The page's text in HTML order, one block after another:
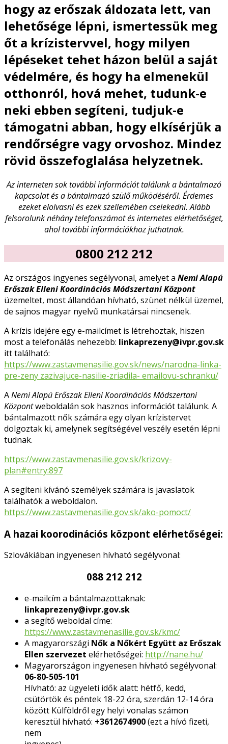
hogy az erőszak áldozata lett, van
lehetősége lépni, ismertessük meg
őt a krízistervvel, hogy milyen
lépéseket tehet házon belül a saját
védelmére, és hogy ha elmenekül
otthonról, hová mehet, tudunk-e
neki ebben segíteni, tudjuk-e
támogatni abban, hogy elkísérjük a
rendőrségre vagy orvoshoz. Mindez
rövid összefoglalása helyzetnek.
Az interneten sok további információt találunk a bántalmazó
kapcsolat és a bántalmazó szülő működéséről. Érdemes
ezeket elolvasni és ezek szellemében cselekedni. Alább
felsorolunk néhány telefonszámot és internetes elérhetőséget,
ahol további információkhoz juthatnak.
0800 212 212
Az országos ingyenes segélyvonal, amelyet a Nemi Alapú
Erőszak Elleni Koordinációs Módszertani Központ
üzemeltet, most állandóan hívható, szünet nélkül üzemel,
de sajnos magyar nyelvű munkatársai nincsenek.
A krízis idejére egy e-mailcímet is létrehoztak, hiszen
most a telefonálás nehezebb: linkaprezeny@ivpr.gov.sk
itt található:
https://www.zastavmenasilie.gov.sk/news/narodna-linka-
pre-zeny zazivajuce-nasilie-zriadila- emailovu-schranku/
ANemi Alapú Erőszak Elleni Koordinációs Módszertani
Központweboldalán sok hasznos információt találunk. A
bántalmazott nők számára egy olyan krízistervet
dolgoztak ki, amelynek segítségével veszély esetén lépni
tudnak.
https://www.zastavmenasilie.gov.sk/krizovy-
plan#entry:897
A segíteni kívánó személyek számára is javaslatok
találhatók a weboldalon.
https://www.zastavmenasilie.gov.sk/ako-pomoct/
A hazai koorodinációs központ elérhetőségei:
Szlovákiában ingyenesen hívható segélyvonal:
088 212 212
e-mailcím a bántalmazottaknak:
linkaprezeny@ivpr.gov.sk
a segítő weboldal címe:
https://www.zastavmenasilie.gov.sk/kmc/
A magyarországi Nők a Nőkért Együtt az Erőszak
Ellen szervezet elérhetőségei: http://nane.hu/
Magyarországon ingyenesen hívható segélyvonal:
06-80-505-101
Hívható: az ügyeleti idők alatt: hétfő, kedd,
csütörtök és péntek 18-22 óra, szerdán 12-14 óra
között Külföldről egy helyi vonalas számon
keresztül hívható: +3612674900(ezt a hívó fizeti,
nem